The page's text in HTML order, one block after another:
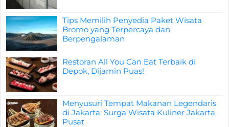
Tips Memilih Penyedia Paket Wisata
Bromo yang Terpercaya dan
Berpengalaman
Restoran All You Can Eat Terbaik di
Depok, Dijamin Puas!
Menyusuri Tempat Makanan Legendaris
di Jakarta: Surga Wisata Kuliner Jakarta
Pusat